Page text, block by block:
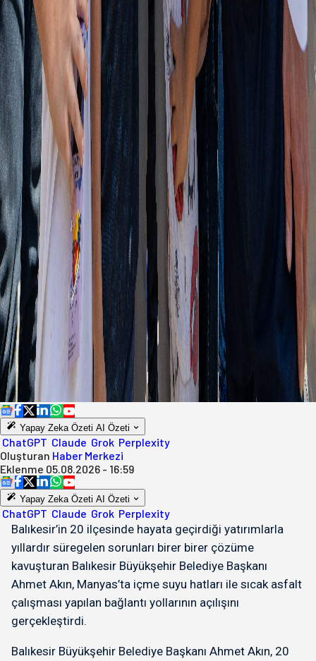
Yapay Zeka Özeti AI Özeti
ChatGPT Claude Grok Perplexity
Oluşturan Haber Merkezi
Eklenme 05.08.2026 - 16:59
Yapay Zeka Özeti AI Özeti
ChatGPT Claude Grok Perplexity
Balıkesir’in 20 ilçesinde hayata geçirdiği yatırımlarla
yıllardır süregelen sorunları birer birer çözüme
kavuşturan Balıkesir Büyükşehir Belediye Başkanı
Ahmet Akın, Manyas’ta içme suyu hatları ile sıcak asfalt
çalışması yapılan bağlantı yollarının açılışını
gerçekleştirdi.
Balıkesir Büyükşehir Belediye Başkanı Ahmet Akın, 20